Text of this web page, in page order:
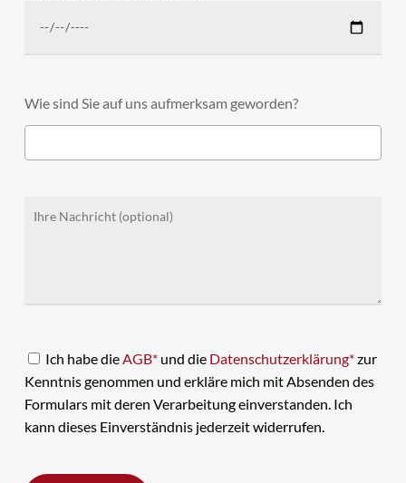
Wie sind Sie auf uns aufmerksam geworden?
Ich habe dieAGB*und die Datenschutzerklärung*zur
Kenntnis genommen und erkläre mich mit Absenden des
Formulars mit deren Verarbeitung einverstanden. Ich
kann dieses Einverständnis jederzeit widerrufen.